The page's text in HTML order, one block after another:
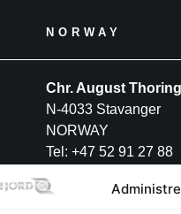
NORWAY
Chr. August
N-4033 Stavanger
NORWAY
Tel: +47 52 91 27 88